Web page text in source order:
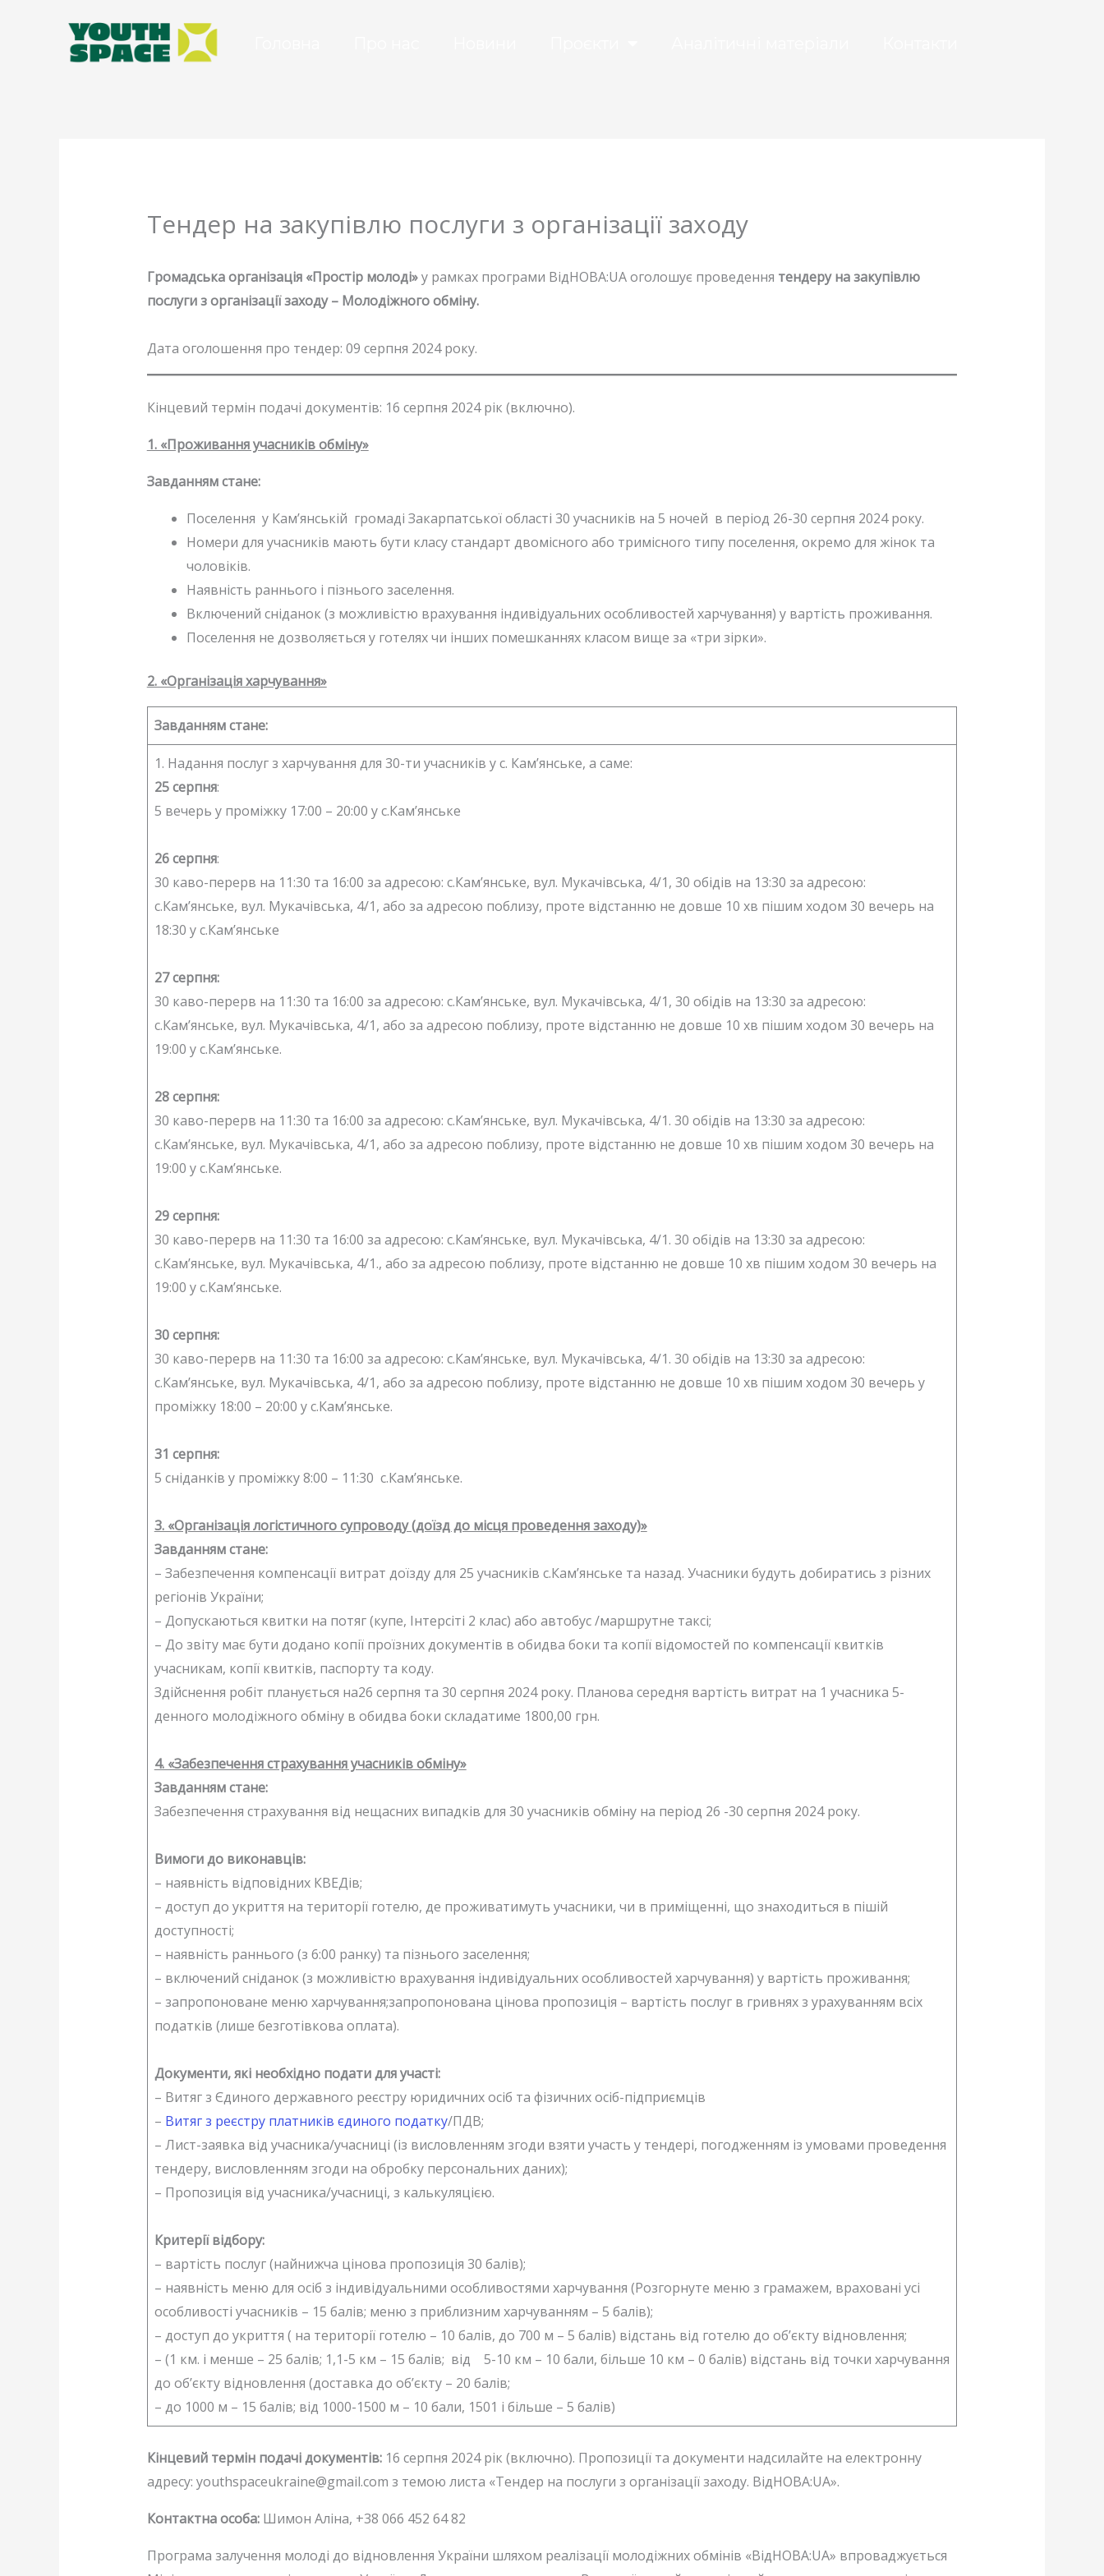
Тендер на закупівлю послуги з організації заходу
Громадська організація «Простір молоді»у рамках програми ВідНОВА:UA оголошує проведення тендеру на закупівлю
послуги з організації заходу – Молодіжного обміну.
Дата оголошення про тендер: 09 серпня 2024 року.
Кінцевий термін подачі документів: 16 серпня 2024 рік (включно).
1. «Проживання учасників обміну»
Завданням стане:
Поселення у Кам’янській громаді Закарпатської області 30 учасників на 5 ночей в період 26-30 серпня 2024 року.
Номери для учасників мають бути класу стандарт двомісного або тримісного типу поселення, окремо для жінок та
чоловіків.
Наявність раннього і пізнього заселення.
Включений сніданок (з можливістю врахування індивідуальних особливостей харчування) у вартість проживання.
Поселення не дозволяється у готелях чи інших помешканнях класом вище за «три зірки».
2. «Організація харчування»
Завданням стане:
1. Надання послуг з харчування для 30-ти учасників у с. Кам’янське, а саме:
25 серпня:
5 вечерь у проміжку 17:00 – 20:00 у с.Кам’янське
26 серпня:
30 каво-перерв на 11:30 та 16:00 за адресою: с.Кам’янське, вул. Мукачівська, 4/1, 30 обідів на 13:30 за адресою:
с.Кам’янське, вул. Мукачівська, 4/1, або за адресою поблизу, проте відстанню не довше 10 хв пішим ходом 30 вечерь на
18:30 у с.Кам’янське
27 серпня:
30 каво-перерв на 11:30 та 16:00 за адресою: с.Кам’янське, вул. Мукачівська, 4/1, 30 обідів на 13:30 за адресою:
с.Кам’янське, вул. Мукачівська, 4/1, або за адресою поблизу, проте відстанню не довше 10 хв пішим ходом 30 вечерь на
19:00 у с.Кам’янське.
28 серпня:
30 каво-перерв на 11:30 та 16:00 за адресою: с.Кам’янське, вул. Мукачівська, 4/1. 30 обідів на 13:30 за адресою:
с.Кам’янське, вул. Мукачівська, 4/1, або за адресою поблизу, проте відстанню не довше 10 хв пішим ходом 30 вечерь на
19:00 у с.Кам’янське.
29 серпня:
30 каво-перерв на 11:30 та 16:00 за адресою: с.Кам’янське, вул. Мукачівська, 4/1. 30 обідів на 13:30 за адресою:
с.Кам’янське, вул. Мукачівська, 4/1., або за адресою поблизу, проте відстанню не довше 10 хв пішим ходом 30 вечерь на
19:00 у с.Кам’янське.
30 серпня:
30 каво-перерв на 11:30 та 16:00 за адресою: с.Кам’янське, вул. Мукачівська, 4/1. 30 обідів на 13:30 за адресою:
с.Кам’янське, вул. Мукачівська, 4/1, або за адресою поблизу, проте відстанню не довше 10 хв пішим ходом 30 вечерь у
проміжку 18:00 – 20:00 у с.Кам’янське.
31 серпня:
5 сніданків у проміжку 8:00 – 11:30 с.Кам’янське.
3. «Організація логістичного супроводу (доїзд до місця проведення заходу)»
Завданням стане:
– Забезпечення компенсації витрат доїзду для 25 учасників с.Кам’янське та назад. Учасники будуть добиратись з різних
регіонів України;
– Допускаються квитки на потяг (купе, Інтерсіті 2 клас) або автобус /маршрутне таксі;
– До звіту має бути додано копії проїзних документів в обидва боки та копії відомостей по компенсації квитків
учасникам, копії квитків, паспорту та коду.
Здійснення робіт планується на26 серпня та 30 серпня 2024 року. Планова середня вартість витрат на 1 учасника 5-
денного молодіжного обміну в обидва боки складатиме 1800,00 грн.
4. «Забезпечення страхування учасників обміну»
Завданням стане:
Забезпечення страхування від нещасних випадків для 30 учасників обміну на період 26 -30 серпня 2024 року.
Вимоги до виконавців:
– наявність відповідних КВЕДів;
– доступ до укриття на території готелю, де проживатимуть учасники, чи в приміщенні, що знаходиться в пішій
доступності;
– наявність раннього (з 6:00 ранку) та пізнього заселення;
– включений сніданок (з можливістю врахування індивідуальних особливостей харчування) у вартість проживання;
– запропоноване меню харчування;запропонована цінова пропозиція – вартість послуг в гривнях з урахуванням всіх
податків (лише безготівкова оплата).
Документи, які необхідно подати для участі:
– Витяг з Єдиного державного реєстру юридичних осіб та фізичних осіб-підприємців
– Витяг з реєстру платників єдиного податку/ПДВ;
– Лист-заявка від учасника/учасниці (із висловленням згоди взяти участь у тендері, погодженням із умовами проведення
тендеру, висловленням згоди на обробку персональних даних);
– Пропозиція від учасника/учасниці, з калькуляцією.
Критерії відбору:
– вартість послуг (найнижча цінова пропозиція 30 балів);
– наявність меню для осіб з індивідуальними особливостями харчування (Розгорнуте меню з грамажем, враховані усі
особливості учасників – 15 балів; меню з приблизним харчуванням – 5 балів);
– доступ до укриття ( на території готелю – 10 балів, до 700 м – 5 балів) відстань від готелю до об’єкту відновлення;
– (1 км. і менше – 25 балів; 1,1-5 км – 15 балів; від 5-10 км – 10 бали, більше 10 км – 0 балів) відстань від точки харчування
до об’єкту відновлення (доставка до об’єкту – 20 балів;
– до 1000 м – 15 балів; від 1000-1500 м – 10 бали, 1501 і більше – 5 балів)
Кінцевий термін подачі документів:16 серпня 2024 рік (включно). Пропозиції та документи надсилайте на електронну
адресу: youthspaceukraine@gmail.com з темою листа «Тендер на послуги з організації заходу. ВідНОВА:UA».
Контактна особа:Шимон Аліна, +38 066 452 64 82
Програма залучення молоді до відновлення України шляхом реалізації молодіжних обмінів «ВідНОВА:UA» впроваджується